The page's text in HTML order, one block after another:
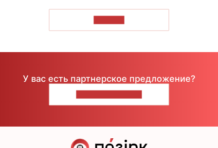
У вас есть партнерское предложение?